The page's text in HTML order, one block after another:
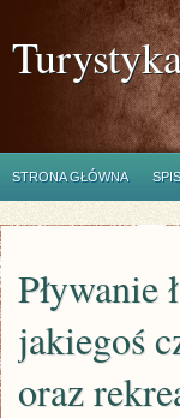
STRONA GŁÓWNA
Pływanie
jakiegoś
oraz